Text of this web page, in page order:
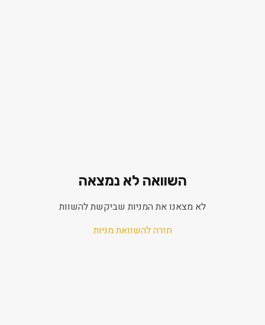
השוואה לא נמצאה
לא מצאנו את המניות שביקשת להשוות
חזרה להשוואת מניות